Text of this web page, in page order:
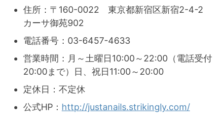
住所：〒160-0022 東京都新宿区新宿2-4-2
カーサ御苑902
電話番号：03-6457-4633
営業時間：月～土曜日10:00～22:00（電話受付
20:00まで）日、祝日11:00～20:00
定休日：不定休
公式HP： http://justanails.strikingly.com/